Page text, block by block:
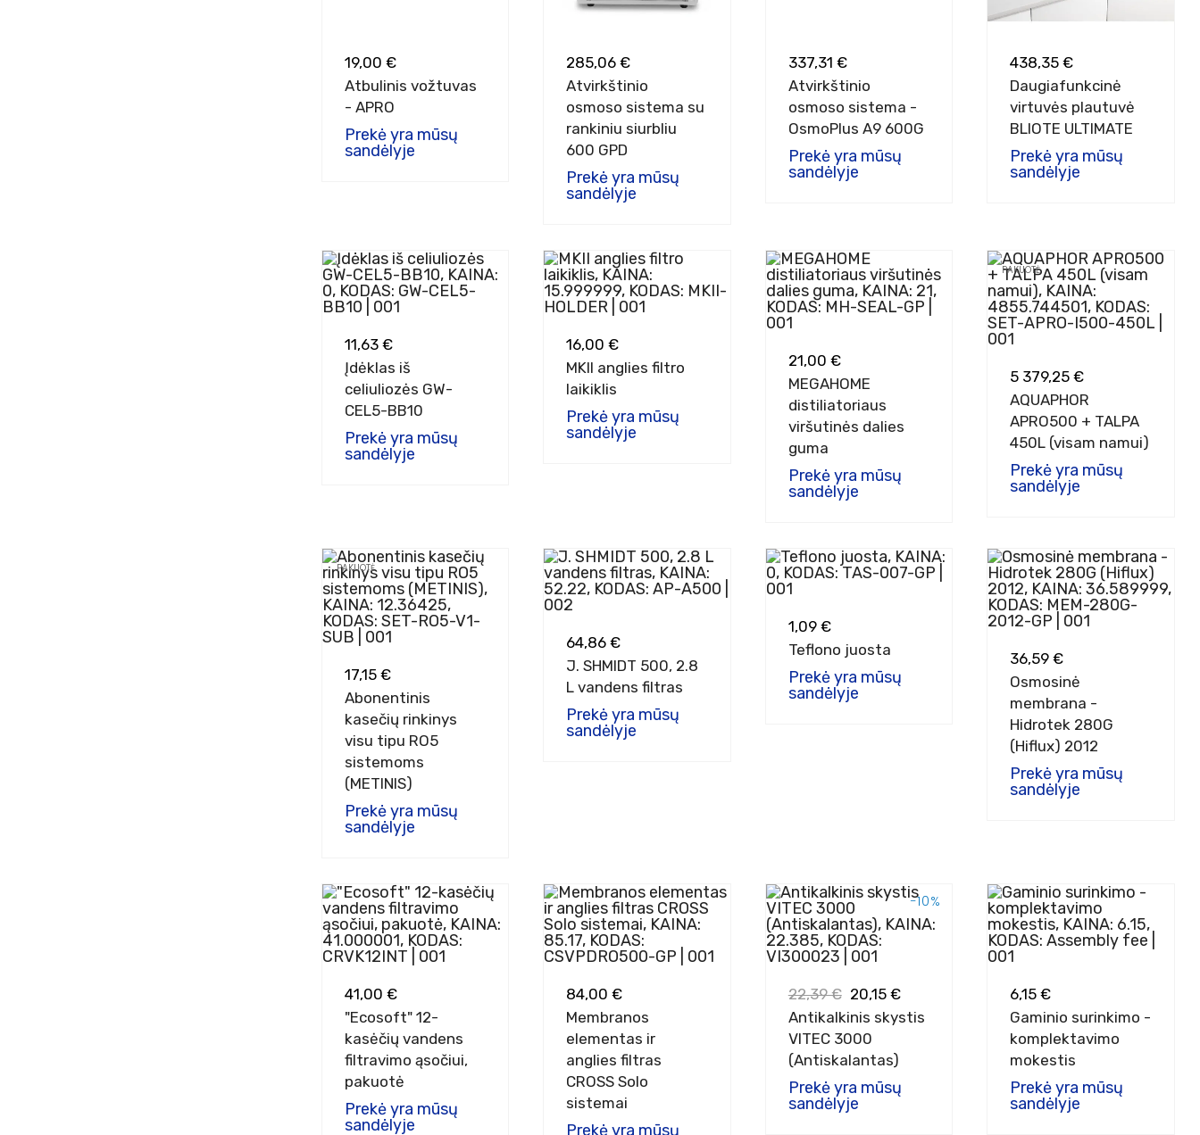
19,00 €
Atbulinis vožtuvas
- APRO
Prekė yra mūsų
sandėlyje
285,06 €
Atvirkštinio
osmoso sistema su
rankiniu siurbliu
600 GPD
Prekė yra mūsų
sandėlyje
337,31 €
Atvirkštinio
osmoso sistema -
OsmoPlus A9 600G
Prekė yra mūsų
sandėlyje
438,35 €
Daugiafunkcinė
virtuvės plautuvė
BLIOTE ULTIMATE
Prekė yra mūsų
sandėlyje
11,63 €
Įdėklas iš
celiuliozės GW-
CEL5-BB10
Prekė yra mūsų
sandėlyje
16,00 €
MKII anglies filtro
laikiklis
Prekė yra mūsų
sandėlyje
21,00 €
MEGAHOME
distiliatoriaus
viršutinės dalies
guma
Prekė yra mūsų
sandėlyje
PAKUOTĖ
5 379,25 €
AQUAPHOR
APRO500 + TALPA
450L (visam namui)
Prekė yra mūsų
sandėlyje
PAKUOTĖ
17,15 €
Abonentinis
kasečių rinkinys
visu tipu RO5
sistemoms
(METINIS)
Prekė yra mūsų
sandėlyje
64,86 €
J. SHMIDT 500, 2.8
L vandens filtras
Prekė yra mūsų
sandėlyje
1,09 €
Teflono juosta
Prekė yra mūsų
sandėlyje
36,59 €
Osmosinė
membrana -
Hidrotek 280G
(Hiflux) 2012
Prekė yra mūsų
sandėlyje
41,00 €
"Ecosoft" 12-
kasėčių vandens
filtravimo ąsočiui,
pakuotė
Prekė yra mūsų
sandėlyje
84,00 €
Membranos
elementas ir
anglies filtras
CROSS Solo
sistemai
Prekė yra mūsų
22,39 €
−10%
20,15 €
Antikalkinis skystis
VITEC 3000
(Antiskalantas)
Prekė yra mūsų
sandėlyje
6,15 €
Gaminio surinkimo -
komplektavimo
mokestis
Prekė yra mūsų
sandėlyje